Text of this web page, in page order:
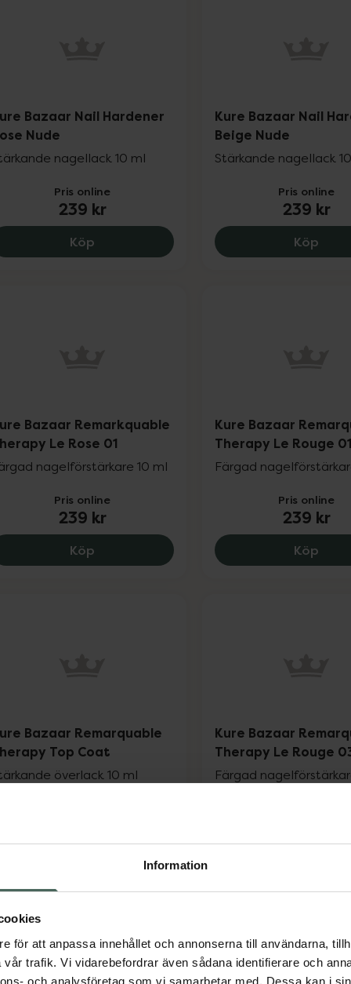
Information
för att anpassa innehållet och annonserna till användarna,
trafik. Vi vidarebefordrar även sådana identifierare och
och analysföretag som vi samarbetar med. Dessa kan i
Bazaar Nail Hardener
Nude
nagellack 10 ml
Pris online
239 kr
Köp Kure Bazaar Nail Hardener Rose Nude,
Kure Bazaar Nail
Beige Nude
Stärkande nagellack
Pris online
239 kr
Köp
Bazaar Remarkquable
Le Rose 01
nagelförstärkare 10 ml
Pris online
239 kr
Köp Kure Bazaar Remarkquable Therapy Le
Kure Bazaar
Therapy Le Rouge 01
Färgad
Pris online
239 kr
Köp
Bazaar Remarquable
Top Coat
överlack 10 ml
Kure Bazaar Remarquable Therapy Top
Kure Bazaar
Therapy Le Rouge
Färgad